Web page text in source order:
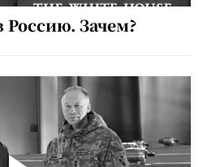
Россию. Зачем?